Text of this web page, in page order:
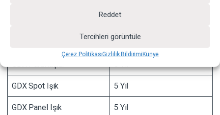
Reddet
Tercihleri görüntüle
Çerez PolitikasıGizlilik BildirimiKünye
GDX Garanti Süreleri
Garanti Süresi
GDX Paraflaşlar 5 Yıl
GDX Spot Işık 5 Yıl
GDX Panel Işık 5 Yıl